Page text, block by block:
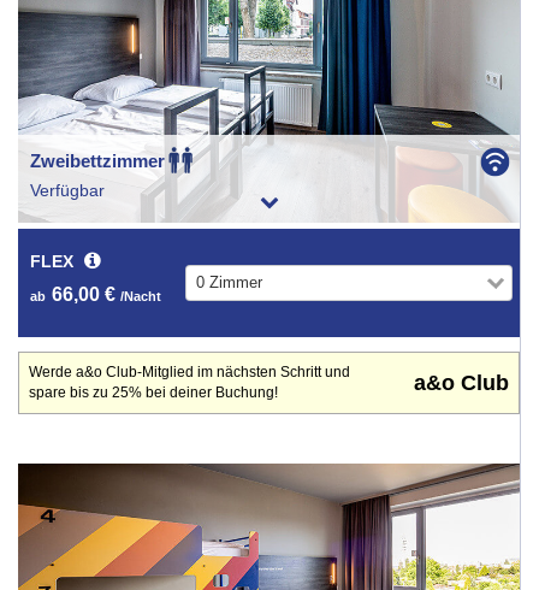
Zweibettzimmer
Verfügbar
FLEX
ab 66,00 € /Nacht
0 Zimmer
Werde a&o Club-Mitglied im nächsten Schritt und
spare bis zu 25% bei deiner Buchung!
a&o Club